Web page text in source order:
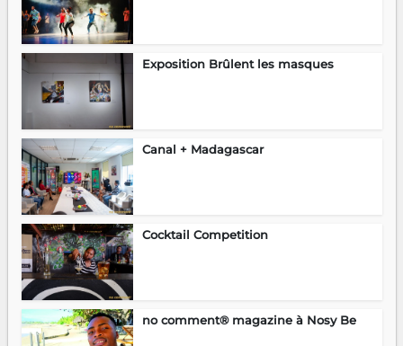
Exposition Brûlent les masques
Canal + Madagascar
Cocktail Competition
no comment® magazine à Nosy Be